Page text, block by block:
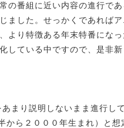
の番組に近い内容の進行で
ました。せっかくであれば
より特徴ある年末特番にな
している中ですので、是非
まり説明しないまま進行し
から２０００年生まれ）と